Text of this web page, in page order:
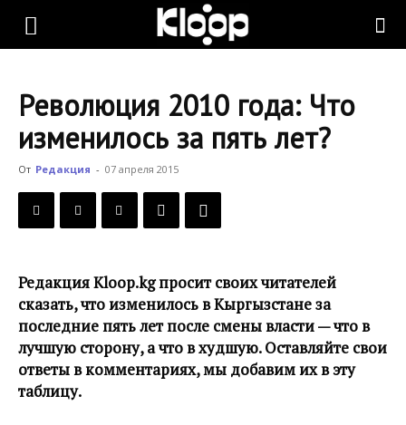
KLOOP.KG
Новости
Революция 2010 года: Что
изменилось за пять лет?
От Редакция - 07 апреля 2015
Редакция Kloop.kg просит своих читателей
сказать, что изменилось в Кыргызстане за
последние пять лет после смены власти — что в
лучшую сторону, а что в худшую. Оставляйте свои
ответы в комментариях, мы добавим их в эту
таблицу.